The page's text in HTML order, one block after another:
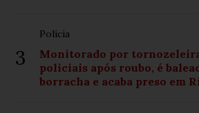
3
Polícia
Monitorado por
policiais após roubo, é
borracha e acaba preso em